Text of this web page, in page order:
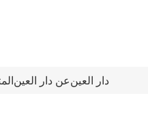
دار العينعن دار العين